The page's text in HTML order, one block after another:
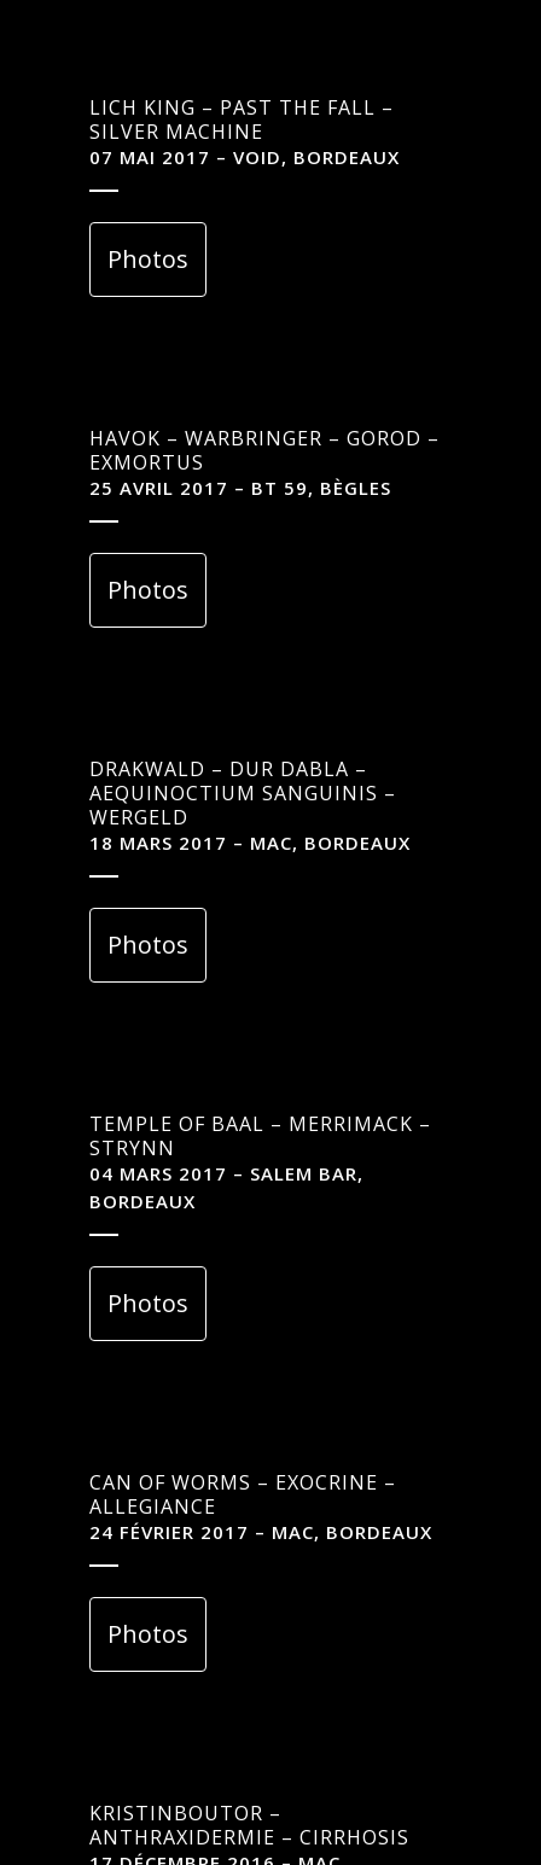
LICH KING – PAST THE FALL –
SILVER MACHINE
07 MAI 2017 – VOID, BORDEAUX
Photos
HAVOK – WARBRINGER – GOROD –
EXMORTUS
25 AVRIL 2017 – BT 59, BÈGLES
Photos
DRAKWALD – DUR DABLA –
AEQUINOCTIUM SANGUINIS –
WERGELD
18 MARS 2017 – MAC, BORDEAUX
Photos
TEMPLE OF BAAL – MERRIMACK –
STRYNN
04 MARS 2017 – SALEM BAR,
BORDEAUX
Photos
CAN OF WORMS – EXOCRINE –
ALLEGIANCE
24 FÉVRIER 2017 – MAC, BORDEAUX
Photos
KRISTINBOUTOR –
ANTHRAXIDERMIE – CIRRHOSIS